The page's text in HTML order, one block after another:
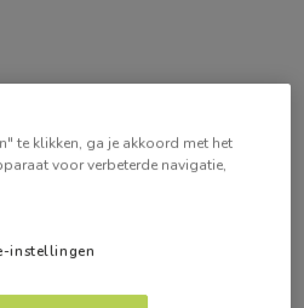
te klikken, ga je akkoord met het
voor verbeterde navigatie,
instellingen